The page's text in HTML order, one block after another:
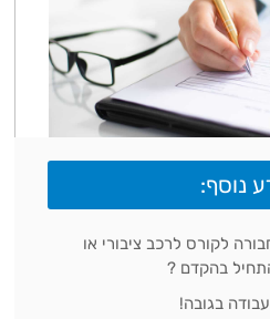
נוסף:
לקורס לרכב ציבורי או
בהקדם ?
בגובה!